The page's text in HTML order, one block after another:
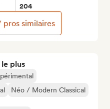
plus
Néo / Modern Classical
204
pros similaires